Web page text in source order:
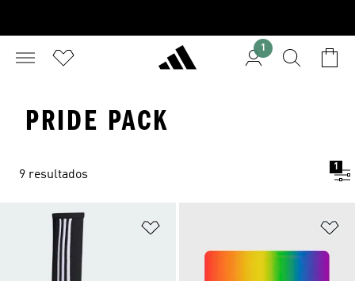
1
PRIDE PACK
9 resultados
1